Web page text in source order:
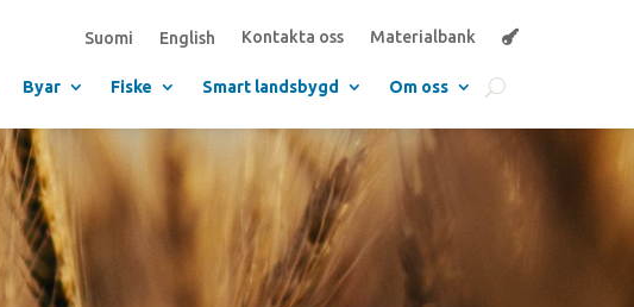
Suomi English Kontakta oss Materialbank
Byar Fiske Smart landsbygd Om oss